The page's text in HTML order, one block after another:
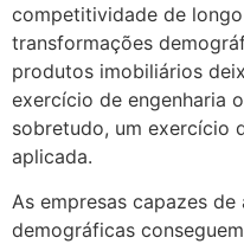
competitividade de
transformações
produtos imobiliários
exercício de engenharia
sobretudo, um exercício
aplicada.
As empresas capazes
demográficas